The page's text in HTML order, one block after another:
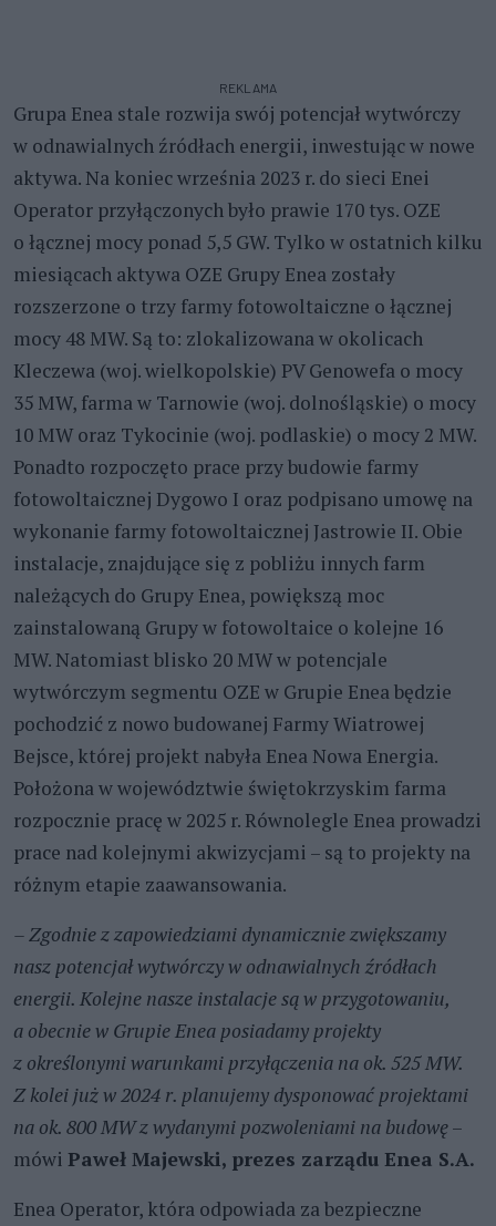
REKLAMA
Grupa Enea stale rozwija swój potencjał wytwórczy
w odnawialnych źródłach energii, inwestując w nowe
aktywa. Na koniec września 2023 r. do sieci Enei
Operator przyłączonych było prawie 170 tys. OZE
o łącznej mocy ponad 5,5 GW. Tylko w ostatnich kilku
miesiącach aktywa OZE Grupy Enea zostały
rozszerzone o trzy farmy fotowoltaiczne o łącznej
mocy 48 MW. Są to: zlokalizowana w okolicach
Kleczewa (woj. wielkopolskie) PV Genowefa o mocy
35 MW, farma w Tarnowie (woj. dolnośląskie) o mocy
10 MW oraz Tykocinie (woj. podlaskie) o mocy 2 MW.
Ponadto rozpoczęto prace przy budowie farmy
fotowoltaicznej Dygowo I oraz podpisano umowę na
wykonanie farmy fotowoltaicznej Jastrowie II. Obie
instalacje, znajdujące się z pobliżu innych farm
należących do Grupy Enea, powiększą moc
zainstalowaną Grupy w fotowoltaice o kolejne 16
MW. Natomiast blisko 20 MW w potencjale
wytwórczym segmentu OZE w Grupie Enea będzie
pochodzić z nowo budowanej Farmy Wiatrowej
Bejsce, której projekt nabyła Enea Nowa Energia.
Położona w województwie świętokrzyskim farma
rozpocznie pracę w 2025 r. Równolegle Enea prowadzi
prace nad kolejnymi akwizycjami – są to projekty na
różnym etapie zaawansowania.
– Zgodnie z zapowiedziami dynamicznie zwiększamy
nasz potencjał wytwórczy w odnawialnych źródłach
energii. Kolejne nasze instalacje są w przygotowaniu,
a obecnie w Grupie Enea posiadamy projekty
z określonymi warunkami przyłączenia na ok. 525 MW.
Z kolei już w 2024 r. planujemy dysponować projektami
na ok. 800 MW z wydanymi pozwoleniami na budowę–
mówi Paweł Majewski, prezes zarządu Enea S.A.
Enea Operator, która odpowiada za bezpieczne